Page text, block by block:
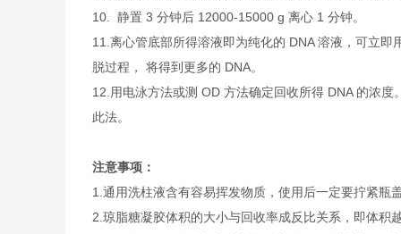
10. 静置 3 分钟后 12000-15000 g 离心 1 分钟。
11. 离心管底部所得溶液即为纯化的 DNA 溶液，可立
脱过程， 将得到更多的 DNA。
12. 用电泳方法或测 OD 方法确定回收所得 DNA 的浓
此法。
注意事项：
1.通用洗柱液含有容易挥发物质，使用后一定要拧紧瓶
2.琼脂糖凝胶体积的大小与回收率成反比关系，即体